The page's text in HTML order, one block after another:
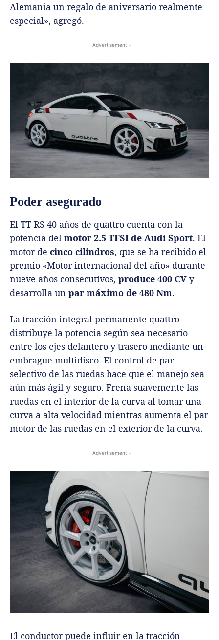
Alemania un regalo de aniversario realmente
especial», agregó.
- Advertisement -
Poder asegurado
El TT RS 40 años de quattro cuenta con la
potencia del motor 2.5 TFSI de Audi Sport. El
motor de cinco cilindros, que se ha recibido el
premio «Motor internacional del año» durante
nueve años consecutivos, produce 400 CV y
desarrolla un par máximo de 480 Nm.
La tracción integral permanente quattro
distribuye la potencia según sea necesario
entre los ejes delantero y trasero mediante un
embrague multidisco. El control de par
selectivo de las ruedas hace que el manejo sea
aún más ágil y seguro. Frena suavemente las
ruedas en el interior de la curva al tomar una
curva a alta velocidad mientras aumenta el par
motor de las ruedas en el exterior de la curva.
- Advertisement -
El conductor puede influir en la tracción